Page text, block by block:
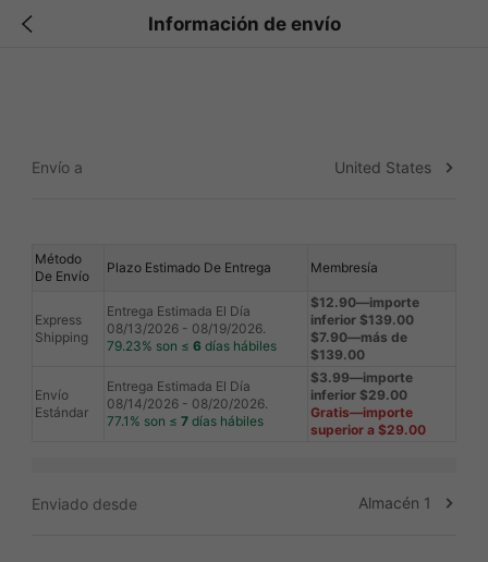
Información de envío
Envío a United States
Método
De Envío
Plazo Estimado De Entrega Membresía
Express
Shipping
Entrega Estimada El Día
08/13/2026 - 08/19/2026.
79.23% son ≤6 días hábiles
$12.90—importe
inferior $139.00
$7.90—más de
$139.00
Envío
Estándar
Entrega Estimada El Día
08/14/2026 - 08/20/2026.
77.1% son ≤7 días hábiles
$3.99—importe
inferior $29.00
Gratis—importe
superior a $29.00
Enviado desde Almacén 1